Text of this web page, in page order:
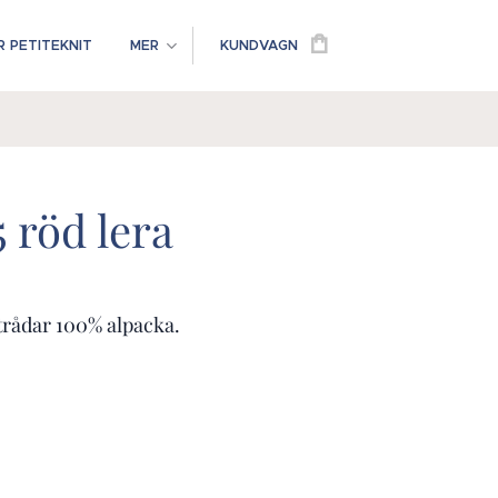
PETITEKNIT MER KUNDVAGN
röd lera
100% alpacka.